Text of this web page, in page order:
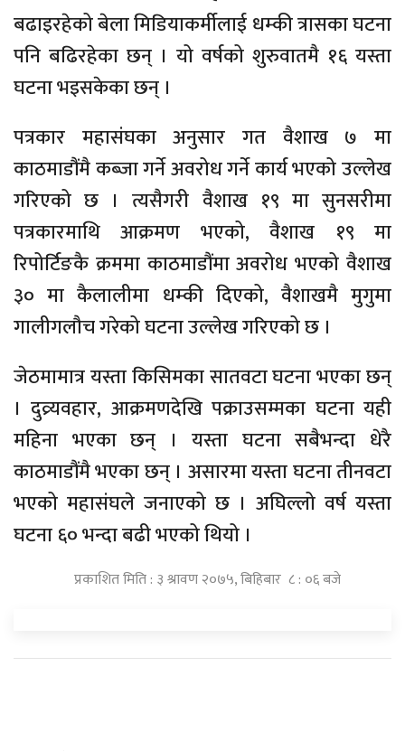
बढाइरहेको बेला मिडियाकर्मीलाई धम्की त्रासका घटना
पनि बढिरहेका छन् । यो वर्षको शुरुवातमै १६ यस्ता
घटना भइसकेका छन् ।
पत्रकार महासंघका अनुसार गत वैशाख ७ मा
काठमाडौंमै कब्जा गर्ने अवरोध गर्ने कार्य भएको उल्लेख
गरिएको छ । त्यसैगरी वैशाख १९ मा सुनसरीमा
पत्रकारमाथि आक्रमण भएको, वैशाख १९ मा
रिपोर्टिङकै क्रममा काठमाडौंमा अवरोध भएको वैशाख
३० मा कैलालीमा धम्की दिएको, वैशाखमै मुगुमा
गालीगलौच गरेको घटना उल्लेख गरिएको छ ।
जेठमामात्र यस्ता किसिमका सातवटा घटना भएका छन्
। दुव्र्यवहार, आक्रमणदेखि पक्राउसम्मका घटना यही
महिना भएका छन् । यस्ता घटना सबैभन्दा धेरै
काठमाडौंमै भएका छन् । असारमा यस्ता घटना तीनवटा
भएको महासंघले जनाएको छ । अघिल्लो वर्ष यस्ता
घटना ६० भन्दा बढी भएको थियो ।
प्रकाशित मिति : ३ श्रावण २०७५, बिहिबार ८ : ०६ बजे